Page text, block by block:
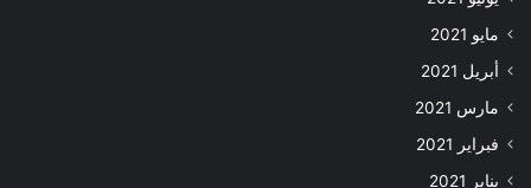
مايو 2021
أبريل 2021
مارس 2021
فبراير 2021
يناير 2021